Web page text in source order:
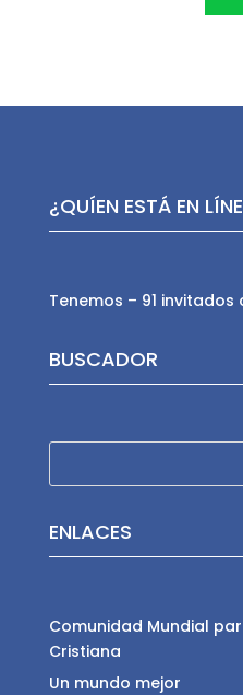
¿QUÍEN ESTÁ EN
Tenemos – 91
BUSCADOR
ENLACES
Comunidad Mundial
Cristiana
Un mundo mejor